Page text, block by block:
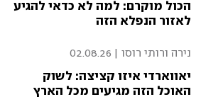
הכול מוקרם: למה לא כדאי להגיע
לאזור הנפלא הזה
נירה ורותי רוסו 02.08.26
יאווארדי איזו קציצה: לשוק
האוכל הזה מגיעים מכל הארץ